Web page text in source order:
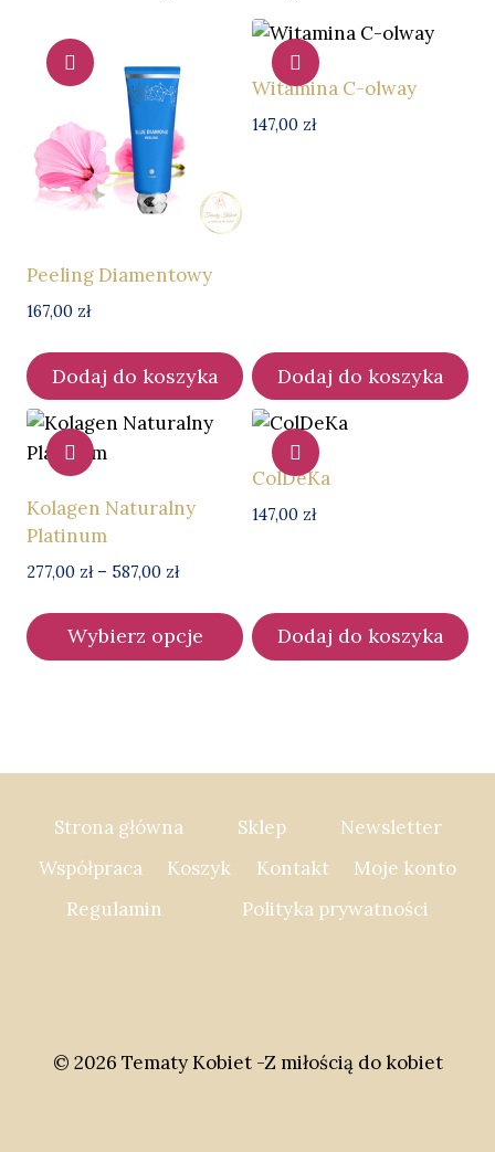
Peeling Diamentowy
167,00 zł
Dodaj do koszyka
Witamina C-olway
147,00 zł
Dodaj do koszyka
Kolagen Naturalny
Platinum
277,00 zł – 587,00 złZakres
277,00 zł
Wybierz opcje
Opcje
wybrać
ColDeKa
147,00 zł
Dodaj do koszyka
Strona główna Sklep
Newsletter
Współpraca
Koszyk Kontakt
Moje konto
Regulamin
Polityka prywatności
© 2026 Tematy Kobiet -Z miłością do kobiet